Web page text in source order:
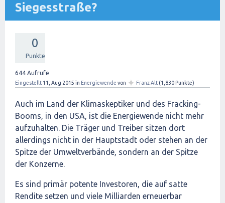
Siegesstraße?
0
Punkte
644 Aufrufe
Eingestellt 11, Aug 2015 in Energiewende von ✦ Franz Alt (1,830 Punkte)
Auch im Land der Klimaskeptiker und des Fracking-
Booms, in den USA, ist die Energiewende nicht mehr
aufzuhalten. Die Träger und Treiber sitzen dort
allerdings nicht in der Hauptstadt oder stehen an der
Spitze der Umweltverbände, sondern an der Spitze
der Konzerne.
Es sind primär potente Investoren, die auf satte
Rendite setzen und viele Milliarden erneuerbar